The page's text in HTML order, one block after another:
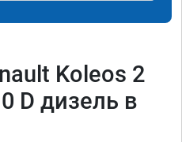
Koleos 2
D дизель в